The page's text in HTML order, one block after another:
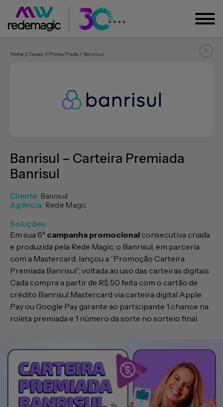
Home // Cases // Promo/trade // Banrisul
Banrisul – Carteira Premiada
Banrisul
Cliente: Banrisul
Agência: Rede Magic
Soluções:
Em sua 6ª campanha promocional consecutiva criada
e produzida pela Rede Magic, o Banrisul, em parceria
com a Mastercard, lançou a “Promoção Carteira
Premiada Banrisul”, voltada ao uso das carteiras digitais.
Cada compra a partir de R$ 50 feita com o cartão de
crédito Banrisul Mastercard via carteira digital Apple
Pay ou Google Pay garante ao participante 1 chance na
roleta premiada e 1 número da sorte no sorteio final.